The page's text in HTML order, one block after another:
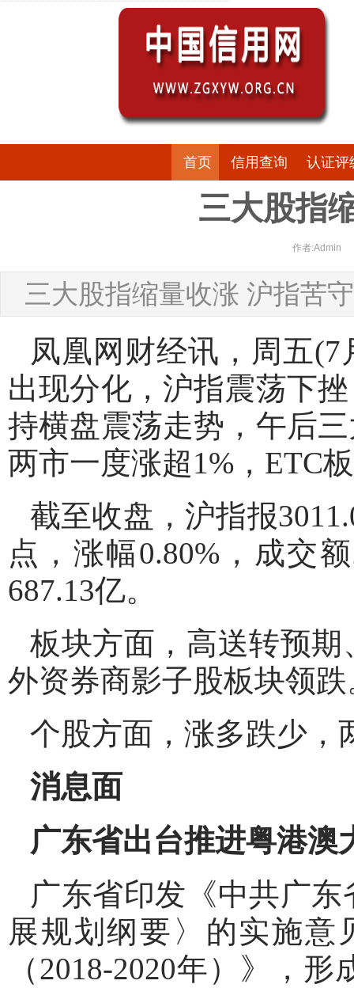
首页 信用查询 认证评
三大股指
作者:Admin
三大股指缩量收涨 沪指苦
凤凰网财经讯，周五
出现分化，沪指震荡下
持横盘震荡走势，午后
两市一度涨超1%，ETC
截至收盘，沪指报
点，涨幅0.80%，成交
687.13亿。
板块方面，高送转预
外资券商影子股板块领跌
个股方面，涨多跌少，
消息面
广东省出台推进粤港澳
广东省印发《中共广
展规划纲要〉的实施
（2018-2020年）》，